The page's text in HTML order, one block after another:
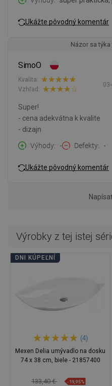
Ukážte pôvodný komentár
Názor sa
SimoO
Kvalita:
Vzhľad:
Super!
- cena adekvátna k kvalite
- dizajn
Výhody
- Defekty -
Ukážte pôvodný komentár
Výrobky z tej istej
DNI KÚPEĽNÍ
(4)
Mexen Delia umývadlo na dosku
74 x 38 cm, biele - 21857400
133,40 € -19,95%